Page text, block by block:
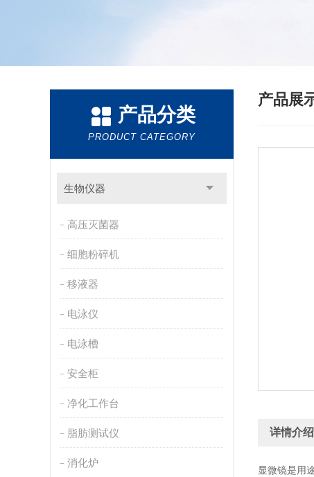
产品分类
PRODUCT CATEGORY
生物仪器
高压灭菌器
细胞粉碎机
移液器
电泳仪
电泳槽
安全柜
净化工作台
脂肪测试仪
消化炉
产品展
详情介绍
显微镜是用